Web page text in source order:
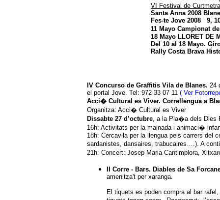
VI Festival de
Santa Anna 2008
Fes-te Jove 2008 9,
11 Mayo Campionat
18 Mayo LLORET DE
Del 10 al 18 Mayo.
Rally Costa Brava
IV Concurso de Graffitis Vila de Blanes. 24
el portal Jove. Tel: 972 33 07 11 ( Ver
Acci� Cultural es Viver. Correllengua a
Organitza: Acci� Cultural es Viver
Dissabte 27 d’octubre, a la Pla�a dels Dies
16h: Activitats per la mainada i animaci�
18h: Cercavila per la llengua pels carrers del
sardanistes, dansaires, trabucaires….). A
21h: Concert: Josep Maria Cantimplora,
II Corre - Bars. Diables de Sa
amenitza't per xaranga.
El tiquets es poden compra al bar